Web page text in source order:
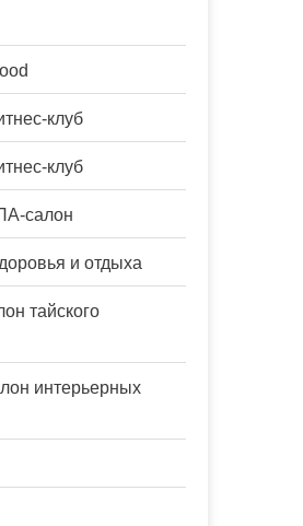
клуб
клуб
салон
и отдыха
тайского
интерьерных